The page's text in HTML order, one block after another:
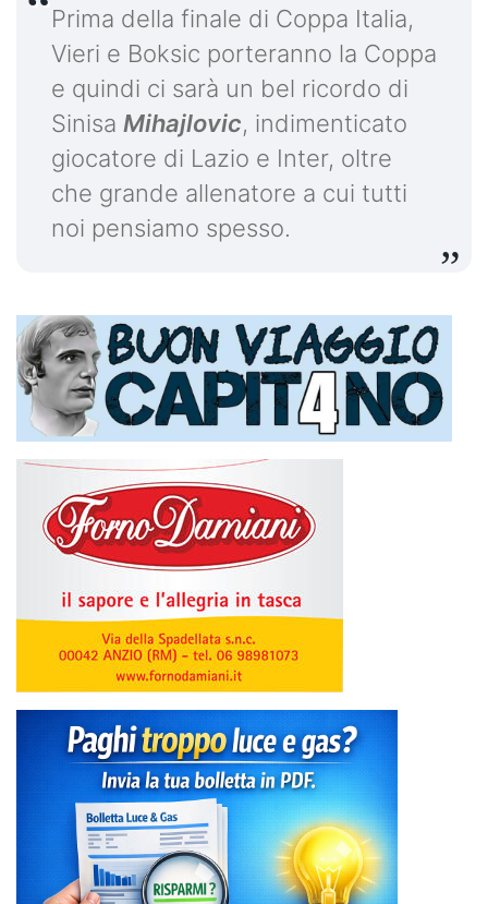
Prima della finale di Coppa Italia,
Vieri e Boksic porteranno la Coppa
e quindi ci sarà un bel ricordo di
Sinisa Mihajlovic, indimenticato
giocatore di Lazio e Inter, oltre
che grande allenatore a cui tutti
noi pensiamo spesso.